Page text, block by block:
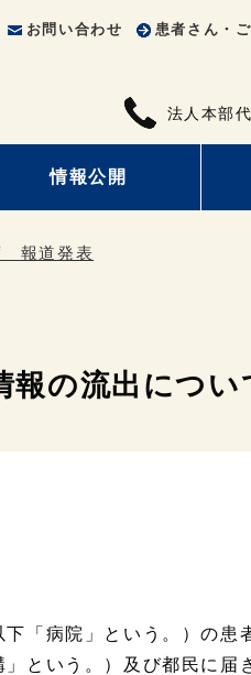
お問い合わせ 患者さん・
法人本部
情報公開
報道発表
報の流出につい
「病院」という。）の患
という。）及び都民に届